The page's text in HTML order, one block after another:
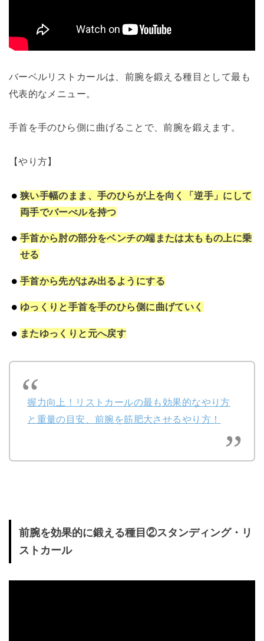
バーベルリストカールは、前腕を鍛える種目として最も
代表的なメニュー。
手首を手のひら側に曲げることで、前腕を鍛えます。
【やり方】
狭い手幅のまま、手のひらが上を向く「逆手」にして
両手でバーべルを持つ
手首から肘の部分をベンチの端または太ももの上に乗
せる
手首から先がはみ出るようにする
ゆっくりと手首を手のひら側に曲げていく
またゆっくりと元へ戻す
握力向上！リストカールの最も効果的なやり方
と重量の目安、前腕を筋肥大させるやり方！
前腕を効果的に鍛える種目②スタンディング・リ
ストカール